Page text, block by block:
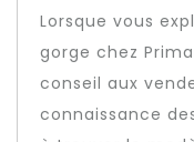
Lorsque vous
gorge chez
conseil aux
connaissance